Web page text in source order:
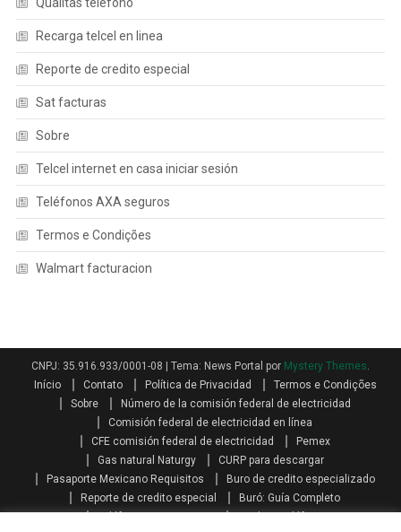
Recarga telcel en linea
Reporte de credito especial
Sat facturas
Sobre
Telcel internet en casa iniciar sesión
Teléfonos AXA seguros
Termos e Condições
Walmart facturacion
CNPJ: 35.916.933/0001-08 Tema: News Portal por Mystery Themes.
Início
Contato Política de Privacidad
Termos e Condições
Sobre
Número de la comisión federal de electricidad
Comisión federal de electricidad en línea
CFE comisión federal de electricidad
Pemex
Gas natural Naturgy
CURP para descargar
Pasaporte Mexicano Requisitos
Buro de credito especializado
Reporte de credito especial
Buró: Guía Completo